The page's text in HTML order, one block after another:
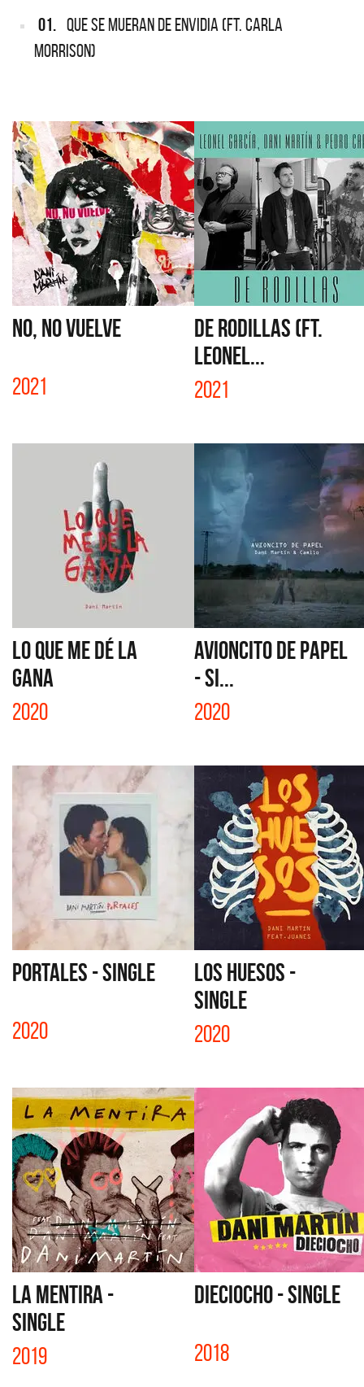
01. QUE SE MUERAN DE ENVIDIA (FT. CARLA
MORRISON)
NO, NO VUELVE
2021
DE RODILLAS (FT.
LEONEL...
2021
LO QUE ME DÉ LA
GANA
2020
AVIONCITO DE PAPEL
- SI...
2020
PORTALES - SINGLE
2020
LOS HUESOS -
SINGLE
2020
LA MENTIRA -
SINGLE
2019
DIECIOCHO - SINGLE
2018